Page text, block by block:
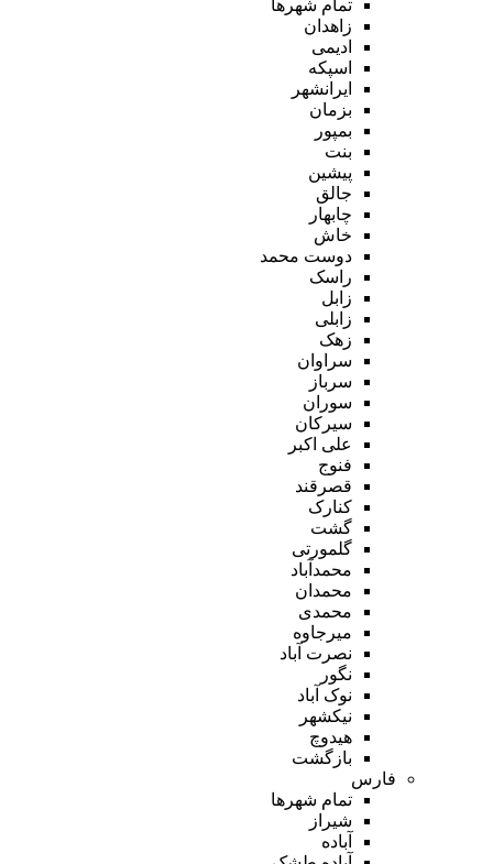
تمام شهر‌ها
زاهدان
ادیمی
اسپکه
ایرانشهر
بزمان
بمپور
بنت
پیشین
جالق
چابهار
خاش
دوست محمد
راسک
زابل
زابلی
زهک
سراوان
سرباز
سوران
سیرکان
علی اکبر
فنوج
قصرقند
کنارک
گشت
گلمورتی
محمدآباد
محمدان
محمدی
میرجاوه
نصرت آباد
نگور
نوک آباد
نیکشهر
هیدوچ
بازگشت
فارس
تمام شهر‌ها
شیراز
آباده